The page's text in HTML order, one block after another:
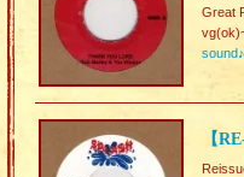
Great
sound♪
【